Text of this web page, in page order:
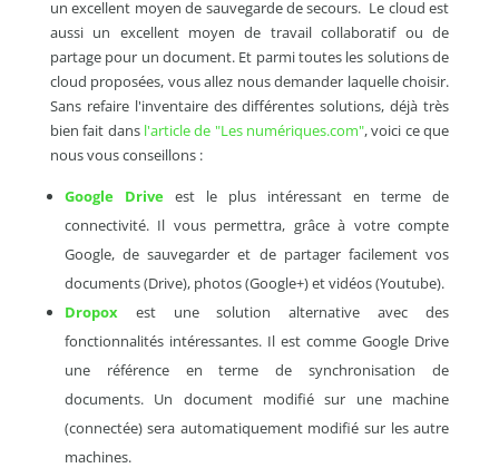
un excellent moyen de sauvegarde de secours. Le cloud est
aussi un excellent moyen de travail collaboratif ou de
partage pour un document. Et parmi toutes les solutions de
cloud proposées, vous allez nous demander laquelle choisir.
Sans refaire l'inventaire des différentes solutions, déjà très
bien fait dans l'article de "Les numériques.com", voici ce que
nous vous conseillons :
Google Driveest le plus intéressant en terme de
connectivité. Il vous permettra, grâce à votre compte
Google, de sauvegarder et de partager facilement vos
documents (Drive), photos (Google+) et vidéos (Youtube).
Dropoxest une solution alternative avec des
fonctionnalités intéressantes. Il est comme Google Drive
une référence en terme de synchronisation de
documents. Un document modifié sur une machine
(connectée) sera automatiquement modifié sur les autre
machines.